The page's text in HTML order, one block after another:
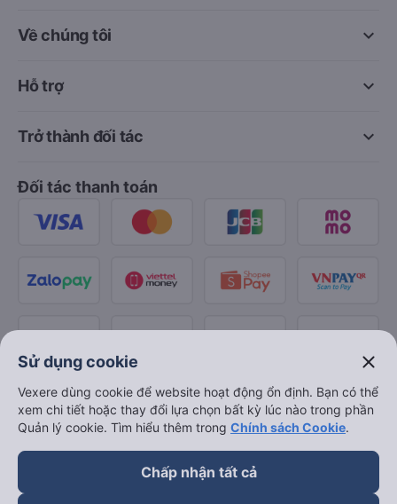
keyboard_arrow_down
Về chúng tôi
keyboard_arrow_down
Hỗ trợ
keyboard_arrow_down
Trở thành đối tác
Đối tác thanh toán
Sử dụng cookie close
Vexere dùng cookie để website hoạt động ổn định. Bạn có thể
xem chi tiết hoặc thay đổi lựa chọn bất kỳ lúc nào trong phần
Quản lý cookie. Tìm hiểu thêm trong Chính sách Cookie.
Chấp nhận tất cả